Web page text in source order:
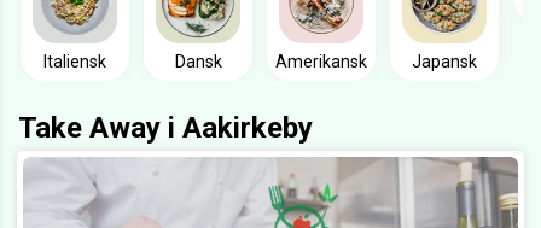
Italiensk Dansk Amerikansk Japansk
Take Away i Aakirkeby